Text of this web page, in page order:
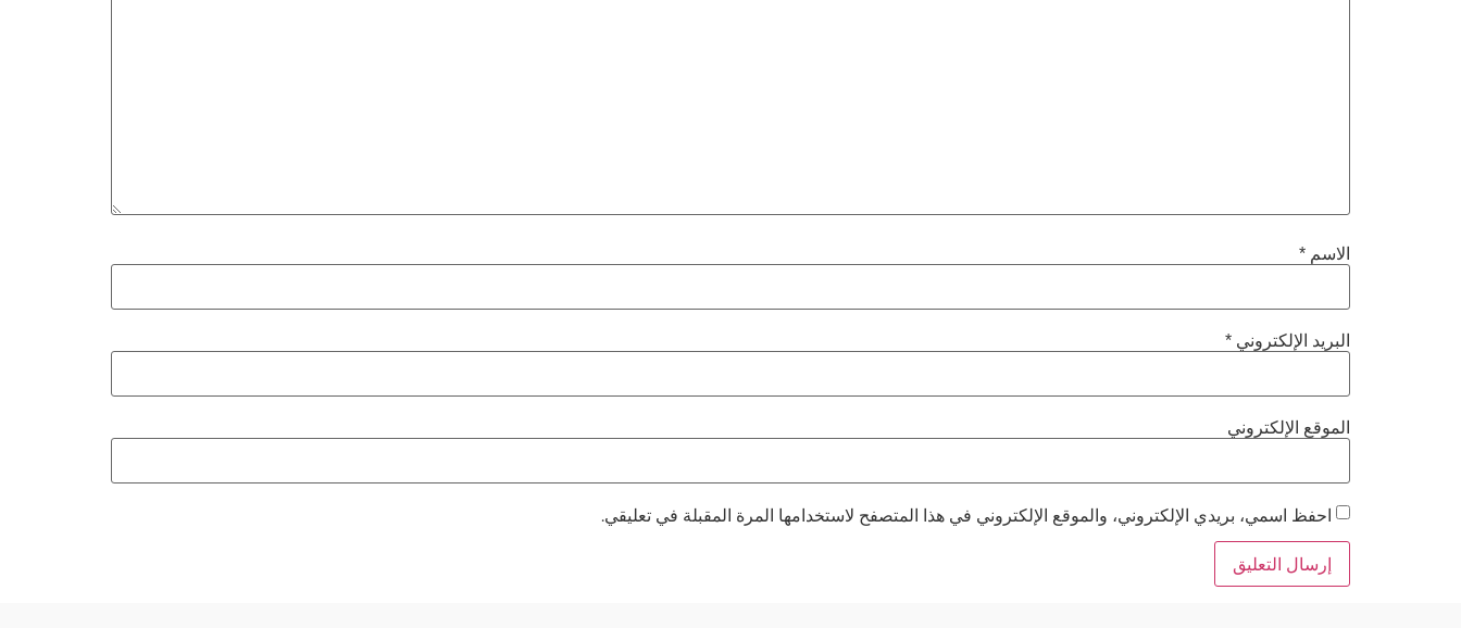
الاسم *
البريد الإلكتروني *
الموقع الإلكتروني
احفظ اسمي، بريدي الإلكتروني، والموقع الإلكتروني في هذا المتصفح لاستخدامها المرة المقبلة في تعليقي.